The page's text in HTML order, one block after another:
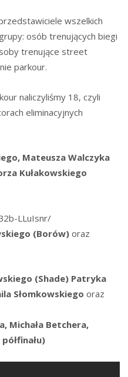
wszelkich
osób trenujących biegi
trenujące street
parkour.
naliczyliśmy 18, czyli
eliminacyjnych
Mateusza Walczyka
Kułakowskiego
LLuIsnr/
(Borów) oraz
(Shade) Patryka
Słomkowskiegooraz
Michała Betchera,